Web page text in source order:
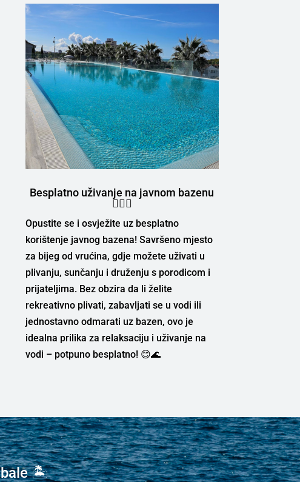
Besplatno uživanje na javnom bazenu
🏊‍♂️🌞
Opustite se i osvježite uz besplatno
korištenje javnog bazena! Savršeno mjesto
za bijeg od vrućina, gdje možete uživati u
plivanju, sunčanju i druženju s porodicom i
prijateljima. Bez obzira da li želite
rekreativno plivati, zabavljati se u vodi ili
jednostavno odmarati uz bazen, ovo je
idealna prilika za relaksaciju i uživanje na
vodi – potpuno besplatno! 😊🌊
🏝️